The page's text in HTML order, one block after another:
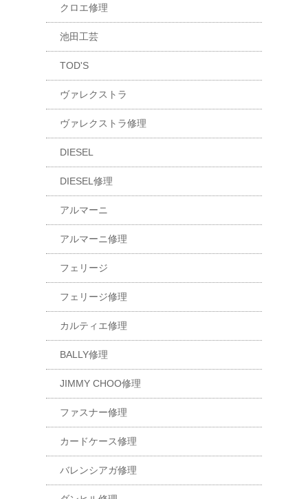
クロエ修理
池田工芸
TOD'S
ヴァレクストラ
ヴァレクストラ修理
DIESEL
DIESEL修理
アルマーニ
アルマーニ修理
フェリージ
フェリージ修理
カルティエ修理
BALLY修理
JIMMY CHOO修理
ファスナー修理
カードケース修理
バレンシアガ修理